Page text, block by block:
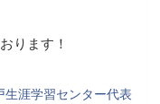
ります！
生涯学習センター代表